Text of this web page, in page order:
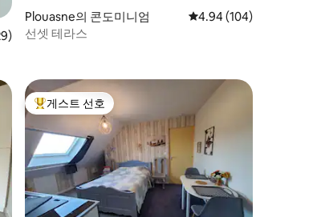
(5점 만점), 후기 229개
Plouasne의 콘도미니엄 평점 4.94점(5점 만점),
4.94 (104)
선셋 테라스
상위 게스트 선호
게스트 선호